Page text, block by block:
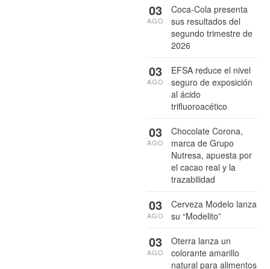
Coca-Cola presenta
sus resultados del
segundo trimestre de
2026
03
AGO
EFSA reduce el nivel
seguro de exposición
al ácido
trifluoroacético
03
AGO
Chocolate Corona,
marca de Grupo
Nutresa, apuesta por
el cacao real y la
trazabilidad
03
AGO
Cerveza Modelo lanza
su “Modelito”
03
AGO
Oterra lanza un
colorante amarillo
natural para alimentos
03
AGO